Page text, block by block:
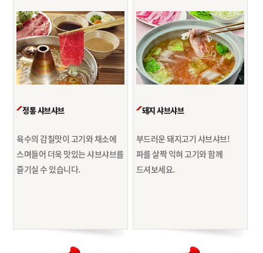
정통 샤브샤브
육수의 감칠맛이 고기와 채소에
스며들어 더욱 맛있는 샤브샤브를
즐기실 수 있습니다.
돼지 샤브샤브
부드러운 돼지고기 샤브샤브!
파를 살짝 익혀 고기와 함께
드셔보세요.